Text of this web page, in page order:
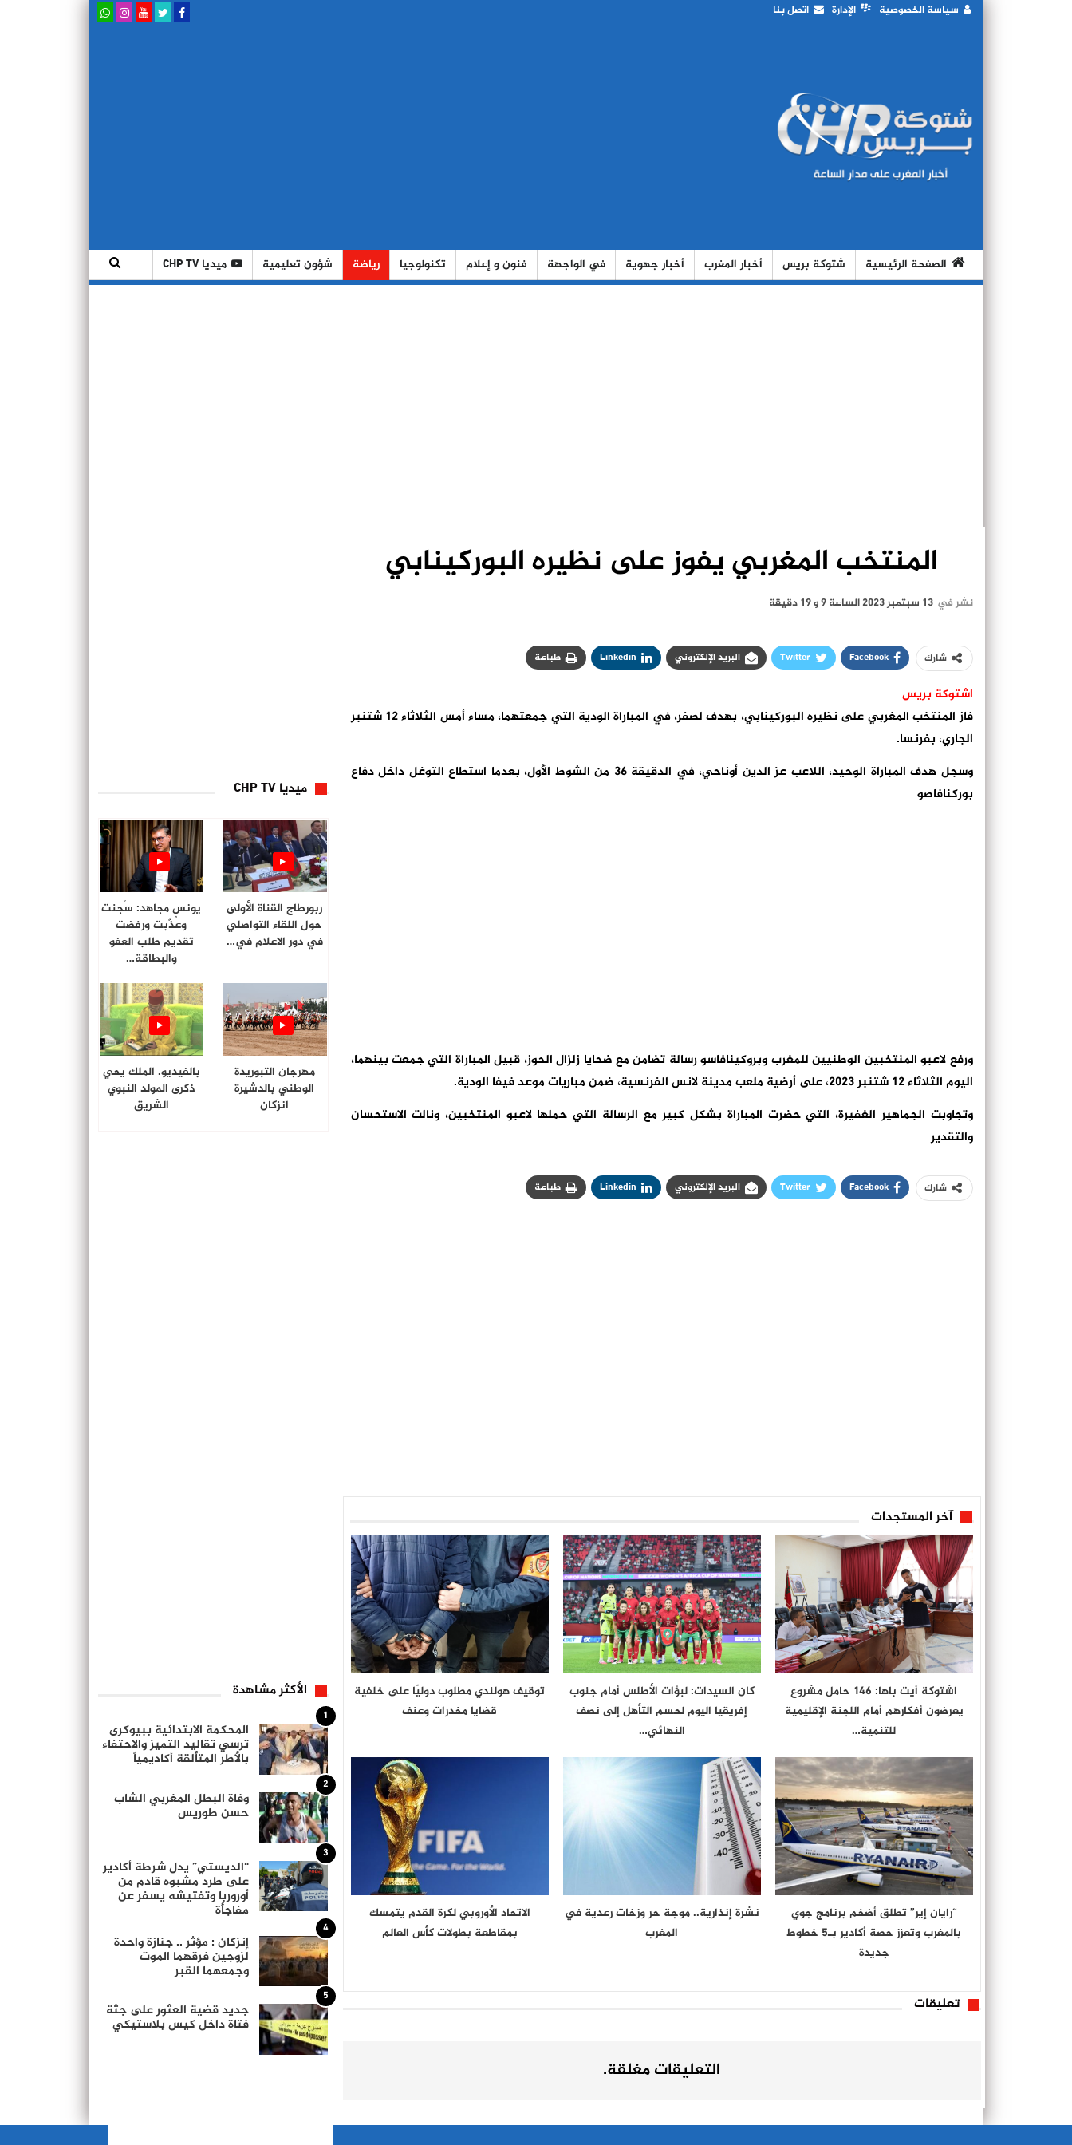
سياسة الخصوصية الإدارة اتصل بنا
الصفحة الرئيسية شتوكة بريس أخبار المغرب أخبار جهوية في الواجهة فنون و إعلام تكنولوجيا رياضة شؤون تعليمية ميديا CHP TV
المنتخب المغربي يفوز على نظيره البوركينابي
نشر في 13 سبتمبر 2023 الساعة 9 و 19 دقيقة
شارك Facebook
Twitter البريد الإلكتروني Linkedin طباعة
اشتوكة بريس
فاز المنتخب المغربي على نظيره البوركينابي، بهدف لصفر، في المباراة الودية التي جمعتهما، مساء أمس الثلاثاء 12 شتنبر
الجاري، بفرنسا.
وسجل هدف المباراة الوحيد، اللاعب عز الدين أوناحي، في الدقيقة 36 من الشوط الأول، بعدما استطاع التوغل داخل دفاع
بوركنافاصو
ورفع لاعبو المنتخبين الوطنيين للمغرب وبروكينافاسو رسالة تضامن مع ضحايا زلزال الحوز، قبيل المباراة التي جمعت بينهما،
اليوم الثلاثاء 12 شتنبر 2023، على أرضية ملعب مدينة لانس الفرنسية، ضمن مباريات موعد فيفا الودية.
وتجاوبت الجماهير الغفيرة، التي حضرت المباراة بشكل كبير مع الرسالة التي حملها لاعبو المنتخبين، ونالت الاستحسان
والتقدير
شارك Facebook
Twitter البريد الإلكتروني Linkedin طباعة
آخر المستجدات
اشتوكة أيت باها: 146 حامل مشروع
يعرضون أفكارهم أمام اللجنة الإقليمية
للتنمية…
كان السيدات: لبؤات الأطلس أمام جنوب
إفريقيا اليوم لحسم التأهل إلى نصف
النهائي…
توقيف هولندي مطلوب دوليًا على خلفية
قضايا مخدرات وعنف
“رايان إير” تطلق أضخم برنامج جوي
بالمغرب وتعزز حصة أكادير بـ5 خطوط
جديدة
نشرة إنذارية.. موجة حر وزخات رعدية في
المغرب
الاتحاد الأوروبي لكرة القدم يتمسك
بمقاطعة بطولات كأس العالم
تعليقات
التعليقات مغلقة.
ميديا CHP TV
ربورطاج القناة الأولى
حول اللقاء التواصلي
في دور الاعلام في…
يونس مجاهد: سُجنت
وعُذّبت ورفضت
تقديم طلب العفو
والبطاقة…
مهرجان التبوريدة
الوطني بالدشيرة
انزكان
بالفيديو. الملك يحي
ذكرى المولد النبوي
الشريق
الأكثر مشاهدة
1
المحكمة الابتدائية ببيوكرى
ترسي تقاليد التميز والاحتفاء
بالأطر المتألقة أكاديمياً
2
وفاة البطل المغربي الشاب
حسن طوريس
3
“الديستي” يدل شرطة أكادير
على طرد مشبوه قادم من
أوروربا وتفتيشه يسفر عن
مفاجأة
4
إنزكان : مؤثر .. جنازة واحدة
لزوجين فرقهما الموت
وجمعهما القبر
5
جديد قضية العثور على جثة
فتاة داخل كيس بلاستيكي